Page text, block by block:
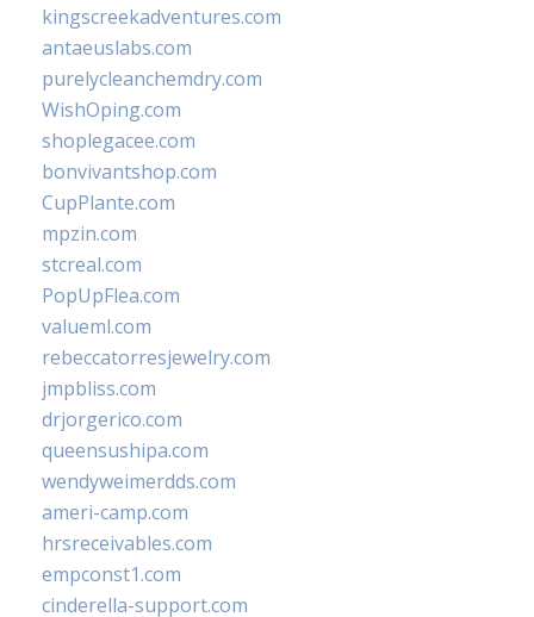
kingscreekadventures.com
antaeuslabs.com
purelycleanchemdry.com
WishOping.com
shoplegacee.com
bonvivantshop.com
CupPlante.com
mpzin.com
stcreal.com
PopUpFlea.com
valueml.com
rebeccatorresjewelry.com
jmpbliss.com
drjorgerico.com
queensushipa.com
wendyweimerdds.com
ameri-camp.com
hrsreceivables.com
empconst1.com
cinderella-support.com